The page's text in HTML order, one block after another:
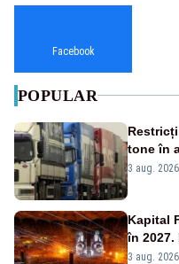
Facebook
POPULAR
tone în
este
3 aug.
Kapital
în 2027.
3 aug.